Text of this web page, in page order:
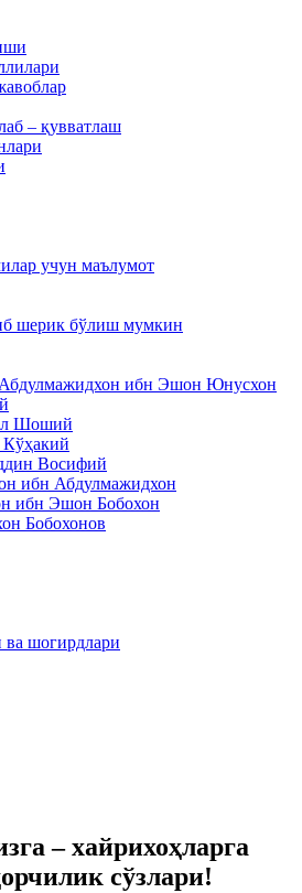
– қувватлаш
учун маълумот
шерик бўлиш мумкин
ибн Эшон Юнусхон
Шоший
Восифий
ибн Абдулмажидхон
ибн Эшон Бобохон
Бобохонов
шогирдлари
– хайрихоҳларга
сўзлари!